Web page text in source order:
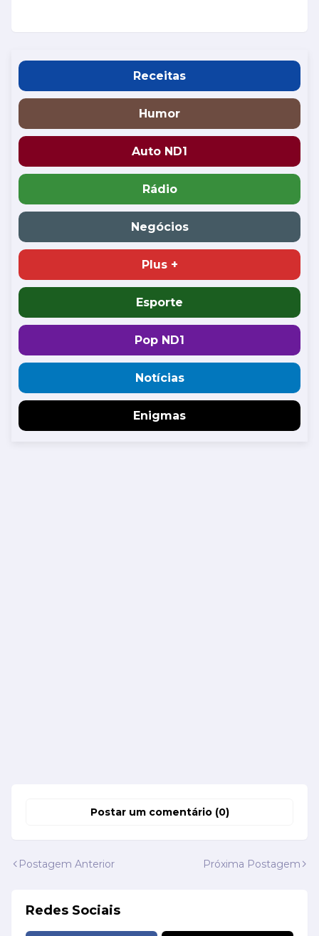
Receitas
Humor
Auto ND1
Rádio
Negócios
Plus +
Esporte
Pop ND1
Notícias
Enigmas
Postar um comentário (0)
Postagem Anterior Próxima Postagem
Redes Sociais